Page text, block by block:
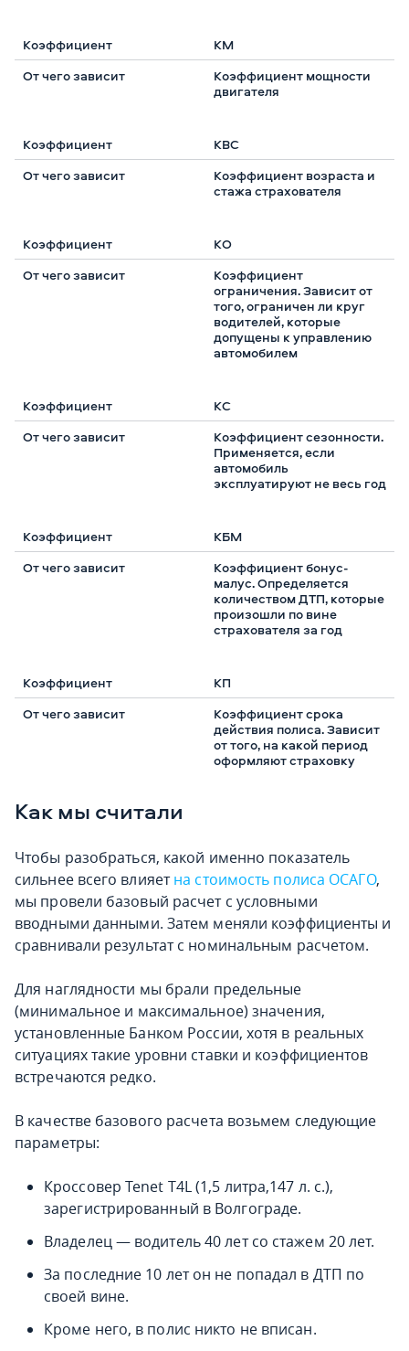
КМ
Коэффициент мощности
двигателя
КВС
Коэффициент возраста и
стажа страхователя
КО
Коэффициент
ограничения. Зависит от
того, ограничен ли круг
водителей, которые
допущены к управлению
автомобилем
КС
Коэффициент сезонности.
Применяется, если
автомобиль
эксплуатируют не весь год
КБМ
Коэффициент бонус-
малус. Определяется
количеством ДТП, которые
произошли по вине
страхователя за год
КП
Коэффициент срока
действия полиса. Зависит
от того, на какой период
оформляют страховку
Как мы считали
Чтобы разобраться, какой именно показатель
сильнее всего влияетна стоимость полиса ОСАГО,
мы провели базовый расчет с условными
вводными данными. Затем меняли коэффициенты и
сравнивали результат с номинальным расчетом.
Для наглядности мы брали предельные
(минимальное и максимальное) значения,
установленные Банком России, хотя в реальных
ситуациях такие уровни ставки и коэффициентов
встречаются редко.
В качестве базового расчета возьмем следующие
параметры:
Кроссовер Tenet T4L (1,5 литра,147 л. с.),
зарегистрированный в Волгограде.
Владелец — водитель 40 лет со стажем 20 лет.
За последние 10 лет он не попадал в ДТП по
своей вине.
Кроме него, в полис никто не вписан.